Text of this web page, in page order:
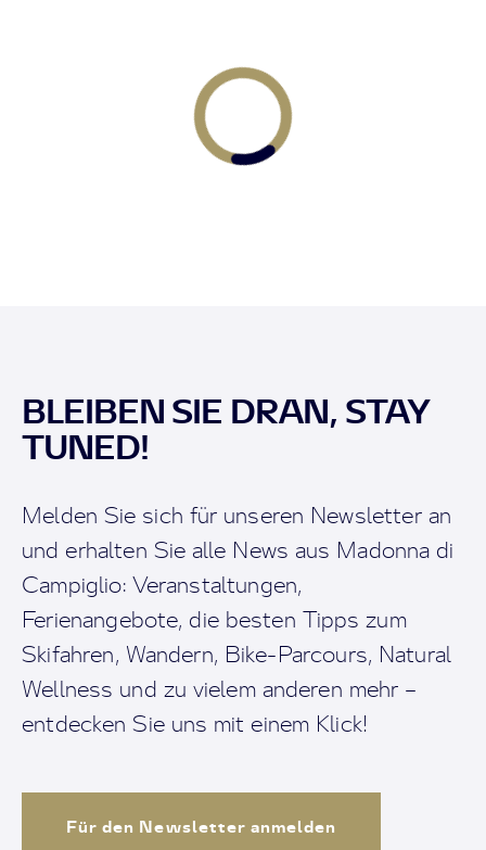
BLEIBEN SIE DRAN, STAY
TUNED!
Melden Sie sich für unseren Newsletter an
und erhalten Sie alle News aus Madonna di
Campiglio: Veranstaltungen,
Ferienangebote, die besten Tipps zum
Skifahren, Wandern, Bike-Parcours, Natural
Wellness und zu vielem anderen mehr –
entdecken Sie uns mit einem Klick!
Für den Newsletter anmelden